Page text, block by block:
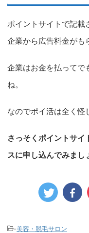
ポイントサイトで記載
企業から広告料金がも
企業はお金を払ってで
ね。
なのでポイ活は全く怪
さっそくポイントサ
スに申し込んでみまし
-美容・脱毛サロン